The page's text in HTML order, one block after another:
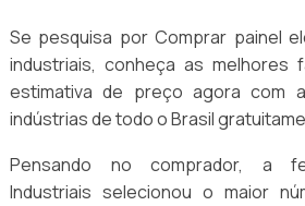
Se pesquisa por Comprar painel
industriais, conheça as melhores
estimativa de preço agora com
indústrias de todo o Brasil
Pensando no comprador, a
Industriais selecionou o maior